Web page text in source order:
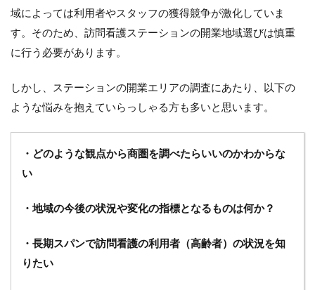
域によっては利用者やスタッフの獲得競争が激化していま
す。そのため、訪問看護ステーションの開業地域選びは慎重
に行う必要があります。
しかし、ステーションの開業エリアの調査にあたり、以下の
ような悩みを抱えていらっしゃる方も多いと思います。
・どのような観点から商圏を調べたらいいのかわからな
い
・地域の今後の状況や変化の指標となるものは何か？
・長期スパンで訪問看護の利用者（高齢者）の状況を知
りたい